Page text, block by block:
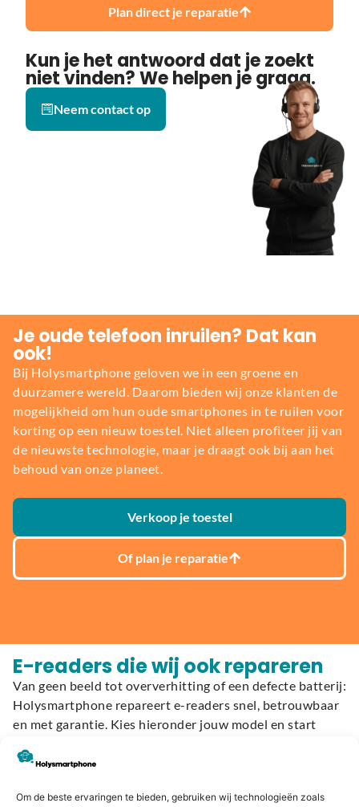
Om de beste ervaringen te bieden, gebruiken wij technologieën zoals
Plan direct je reparatie
Kun je het antwoord dat je zoekt
niet vinden? We helpen je graag.
Neem contact op
Je oude telefoon inruilen? Dat kan
ook!
Bij Holysmartphone geloven we in een groene en
duurzamere wereld. Daarom bieden wij onze klanten de
mogelijkheid om hun oude smartphones in te ruilen voor
korting op een nieuw toestel. Niet alleen profiteer jij van
de nieuwste technologie, maar je draagt ook bij aan het
behoud van onze planeet.
Verkoop je toestel
Of plan je reparatie
E-readers die wij ook repareren
Van geen beeld tot oververhitting of een defecte batterij:
Holysmartphone repareert e-readers snel, betrouwbaar
en met garantie. Kies hieronder jouw model en start